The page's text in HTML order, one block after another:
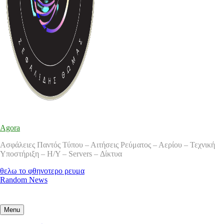
Agora
Ασφάλειες Παντός Τύπου – Αιτήσεις Ρεύματος – Αερίου – Τεχνική
Υποστήριξη – Η/Υ – Servers – Δίκτυα
θελω το φθηνοτερο ρευμα
Random News
Menu